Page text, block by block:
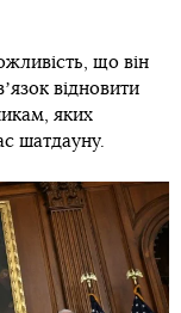
що він
відновити
яких
шатдауну.